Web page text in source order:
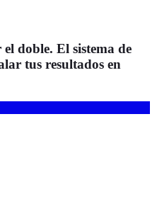
doble. El sistema de
tus resultados en